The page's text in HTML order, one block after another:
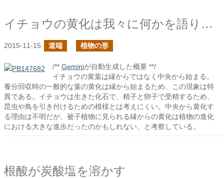
イチョウの黄化は我々に何かを語りかける
2015-11-15 道端 植物の形
/** Geminiが自動生成した概要 **/
イチョウの黄葉は縁からではなく中央から始まる。
養分回収時の一般的な葉の黄化は縁から始まるため、この現象は特
異である。イチョウは生きた化石で、精子と卵子で受精するため、
昆虫や鳥を引き付けるための模様とは考えにくい。中央から黄化す
る理由は不明だが、被子植物に見られる縁からの黄化は植物の進化
における大きな進歩だったのかもしれない、と考察している。
根酸が炭酸塩を溶かす